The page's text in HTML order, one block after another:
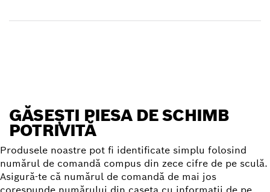
GĂSEŞTI PIESA DE SCHIMB
POTRIVITĂ
Produsele noastre pot fi identificate simplu folosind
numărul de comandă compus din zece cifre de pe sculă.
Asigură-te că numărul de comandă de mai jos